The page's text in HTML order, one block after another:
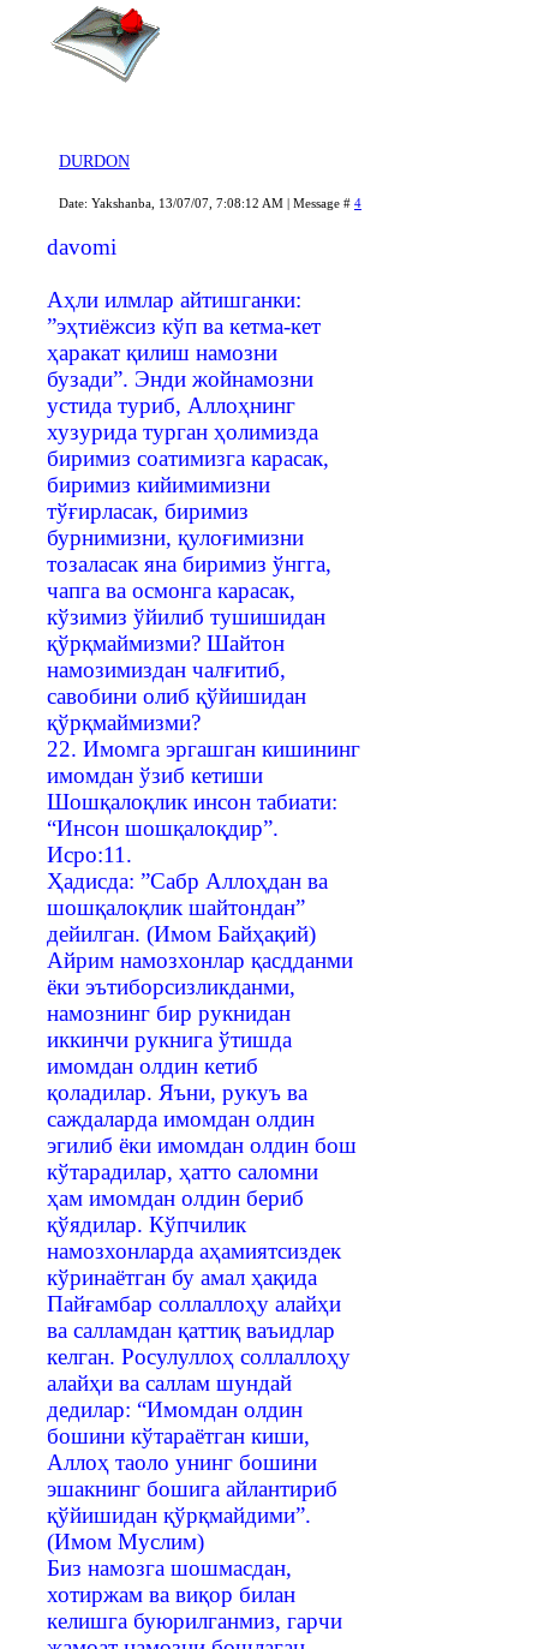
DURDON
Date: Yakshanba, 13/07/07, 7:08:12 AM | Message # 4
davomi
Аҳли илмлар айтишганки:
”эҳтиёжсиз кўп ва кетма-кет
ҳаракат қилиш намозни
бузади”. Энди жойнамозни
устида туриб, Аллоҳнинг
хузурида турган ҳолимизда
биримиз соатимизга карасак,
биримиз кийимимизни
тўғирласак, биримиз
бурнимизни, қулоғимизни
тозаласак яна биримиз ўнгга,
чапга ва осмонга карасак,
кўзимиз ўйилиб тушишидан
қўрқмаймизми? Шайтон
намозимиздан чалғитиб,
савобини олиб қўйишидан
қўрқмаймизми?
22. Имомга эргашган кишининг
имомдан ўзиб кетиши
Шошқалоқлик инсон табиати:
“Инсон шошқалоқдир”.
Исро:11.
Ҳадисда: ”Сабр Аллоҳдан ва
шошқалоқлик шайтондан”
дейилган. (Имом Байҳақий)
Айрим намозхонлар қасдданми
ёки эътиборсизликданми,
намознинг бир рукнидан
иккинчи рукнига ўтишда
имомдан олдин кетиб
қоладилар. Яъни, рукуъ ва
саждаларда имомдан олдин
эгилиб ёки имомдан олдин бош
кўтарадилар, ҳатто саломни
ҳам имомдан олдин бериб
қўядилар. Кўпчилик
намозхонларда аҳамиятсиздек
кўринаётган бу амал ҳақида
Пайғамбар соллаллоҳу алайҳи
ва салламдан қаттиқ ваъидлар
келган. Росулуллоҳ соллаллоҳу
алайҳи ва саллам шундай
дедилар: “Имомдан олдин
бошини кўтараётган киши,
Аллоҳ таоло унинг бошини
эшакнинг бошига айлантириб
қўйишидан қўрқмайдими”.
(Имом Муслим)
Биз намозга шошмасдан,
хотиржам ва виқор билан
келишга буюрилганмиз, гарчи